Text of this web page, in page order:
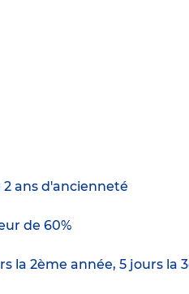
2 ans d'ancienneté
de 60%
la 2ème année, 5 jours la